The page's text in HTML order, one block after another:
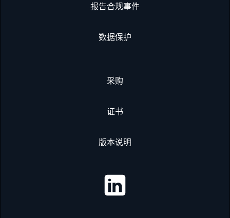
报告合规事件
数据保护
采购
证书
版本说明